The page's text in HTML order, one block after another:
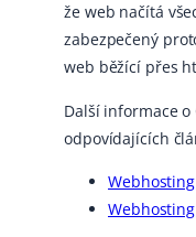
že web načítá
zabezpečený
web běžící přes
Další informace o
odpovídajících